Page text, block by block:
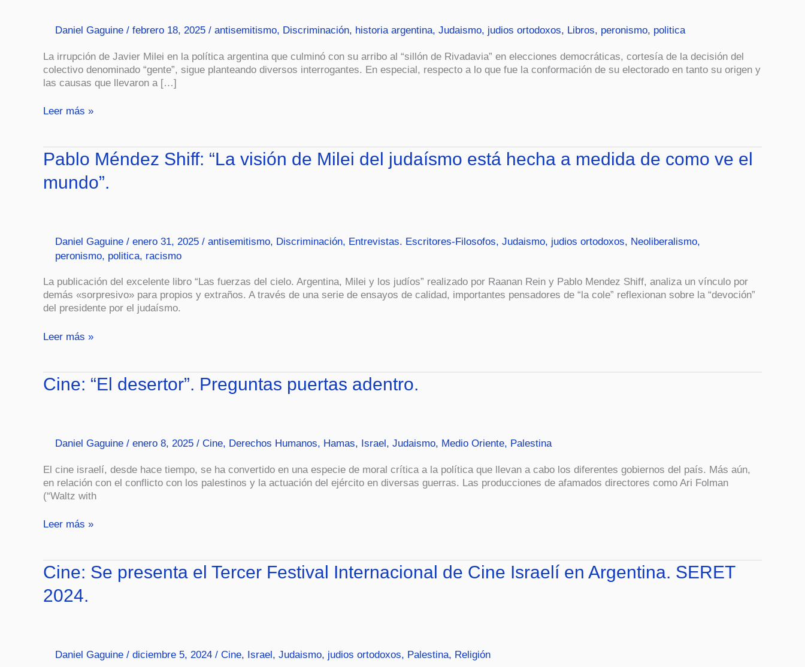
Daniel Gaguine / febrero 18, 2025 / antisemitismo, Discriminación, historia argentina, Judaismo, judios ortodoxos, Libros, peronismo, politica
La irrupción de Javier Milei en la política argentina que culminó con su arribo al “sillón de Rivadavia” en elecciones democráticas, cortesía de la decisión del
colectivo denominado “gente”, sigue planteando diversos interrogantes. En especial, respecto a lo que fue la conformación de su electorado en tanto su origen y
las causas que llevaron a […]
Argentina,
y
los
judíos”.
Leer más »
Pablo Méndez Shiff: “La visión de Milei del judaísmo está hecha a medida de como ve el
mundo”.
Daniel Gaguine / enero 31, 2025 / antisemitismo, Discriminación, Entrevistas. Escritores-Filosofos, Judaismo, judios ortodoxos, Neoliberalismo,
peronismo, politica, racismo
La publicación del excelente libro “Las fuerzas del cielo. Argentina, Milei y los judíos” realizado por Raanan Rein y Pablo Mendez Shiff, analiza un vínculo por
demás «sorpresivo» para propios y extraños. A través de una serie de ensayos de calidad, importantes pensadores de “la cole” reflexionan sobre la “devoción”
del presidente por el judaísmo.
Pablo
Méndez
Shiff:
“La
judaísmo
hecha
a
medida
como
mundo”.
Leer más »
Cine: “El desertor”. Preguntas puertas adentro.
Daniel Gaguine / enero 8, 2025 / Cine, Derechos Humanos, Hamas, Israel , Judaismo, Medio Oriente, Palestina
El cine israelí, desde hace tiempo, se ha convertido en una especie de moral crítica a la política que llevan a cabo los diferentes gobiernos del país. Más aún,
en relación con el conflicto con los palestinos y la actuación del ejército en diversas guerras. Las producciones de afamados directores como Ari Folman
(“Waltz with
Cine:
“El
adentro.
Leer más »
Cine: Se presenta el Tercer Festival Internacional de Cine Israelí en Argentina. SERET
2024.
Daniel Gaguine / diciembre 5, 2024 / Cine, Israel, Judaismo, judios ortodoxos, Palestina, Religión
Cine:
Se
presenta
el